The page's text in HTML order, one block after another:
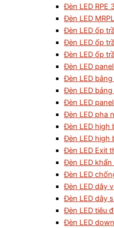
Đèn LED RPE
Đèn LED
Đèn LED ốp
Đèn LED ốp
Đèn LED ốp
Đèn LED
Đèn LED
Đèn LED
Đèn LED
Đèn LED pha
Đèn LED high
Đèn LED high
Đèn LED Exit
Đèn LED khẩn
Đèn LED
Đèn LED dây
Đèn LED dây
Đèn LED tiêu
Đèn LED